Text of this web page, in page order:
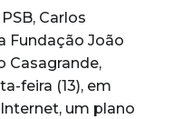
Carlos
Fundação João
Casagrande,
feira (13), em
um plano